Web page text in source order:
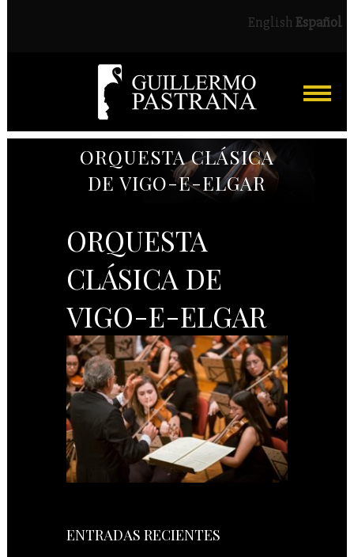
ORQUESTA CLÁSICA
DE VIGO-E-ELGAR
ORQUESTA
CLÁSICA DE
VIGO-E-ELGAR
ENTRADAS RECIENTES
English Español